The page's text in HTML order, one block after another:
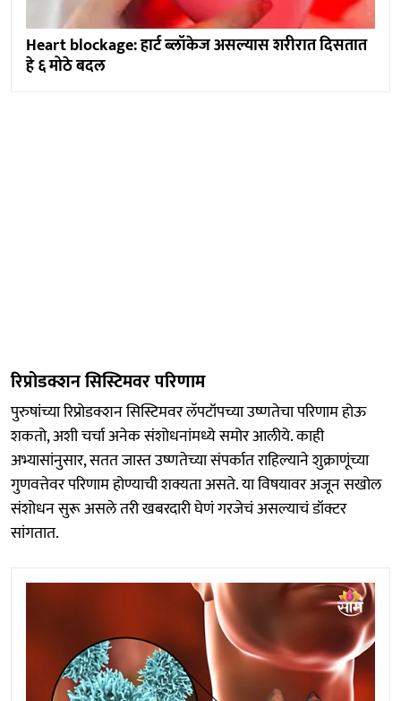
Heart blockage: हार्ट ब्लॉकेज असल्यास शरीरात दिसतात
हे ६ मोठे बदल
रिप्रोडक्शन सिस्टिमवर परिणाम
पुरुषांच्या रिप्रोडक्शन सिस्टिमवर लॅपटॉपच्या उष्णतेचा परिणाम होऊ
शकतो, अशी चर्चा अनेक संशोधनांमध्ये समोर आलीये. काही
अभ्यासांनुसार, सतत जास्त उष्णतेच्या संपर्कात राहिल्याने शुक्राणूंच्या
गुणवत्तेवर परिणाम होण्याची शक्यता असते. या विषयावर अजून सखोल
संशोधन सुरू असले तरी खबरदारी घेणं गरजेचं असल्याचं डॉक्टर
सांगतात.